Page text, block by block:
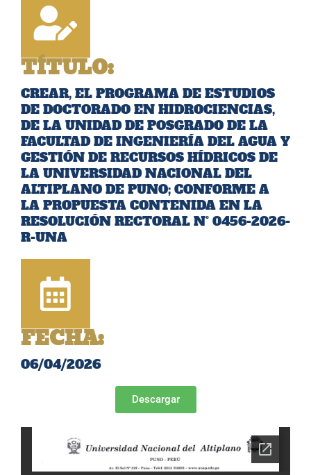
TÍTULO:
CREAR, EL PROGRAMA DE ESTUDIOS
DE DOCTORADO EN HIDROCIENCIAS,
DE LA UNIDAD DE POSGRADO DE LA
FACULTAD DE INGENIERÍA DEL AGUA Y
GESTIÓN DE RECURSOS HÍDRICOS DE
LA UNIVERSIDAD NACIONAL DEL
ALTIPLANO DE PUNO; CONFORME A
LA PROPUESTA CONTENIDA EN LA
RESOLUCIÓN RECTORAL N° 0456-2026-
R-UNA
FECHA:
06/04/2026
Descargar